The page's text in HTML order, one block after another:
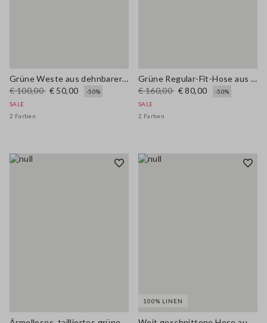
Grüne Weste aus dehnbarer Leinen-Viscose-Mischung, regular fit
€ 100,00 € 50,00
-50%
SALE
2 Farben
Grüne Regular-Fit-Hose aus dehnbarem Leinen-Viskose-Mix
€ 160,00 € 80,00
-50%
SALE
2 Farben
100% LINEN